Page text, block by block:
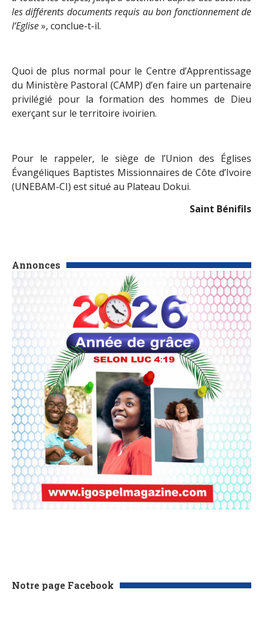
Annonces
Notre page Facebook
les différents documents requis au bon fonctionnement de
l’Eglise», conclue-t-il.
Quoi de plus normal pour le Centre d’Apprentissage
du Ministère Pastoral (CAMP) d’en faire un partenaire
privilégié pour la formation des hommes de Dieu
exerçant sur le territoire ivoirien.
Pour le rappeler, le siège de l’Union des Églises
Évangéliques Baptistes Missionnaires de Côte d’Ivoire
(UNEBAM-CI) est situé au Plateau Dokui.
Saint Bénifils